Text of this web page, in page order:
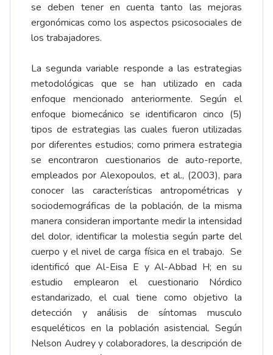
se deben tener en cuenta tanto las mejoras
ergonómicas como los aspectos psicosociales de
los trabajadores.
La segunda variable responde a las estrategias
metodológicas que se han utilizado en cada
enfoque mencionado anteriormente. Según el
enfoque biomecánico se identificaron cinco (5)
tipos de estrategias las cuales fueron utilizadas
por diferentes estudios; como primera estrategia
se encontraron cuestionarios de auto-reporte,
empleados por Alexopoulos, et al., (2003), para
conocer las características antropométricas y
sociodemográficas de la población, de la misma
manera consideran importante medir la intensidad
del dolor, identificar la molestia según parte del
cuerpo y el nivel de carga física en el trabajo. Se
identificó que Al-Eisa E y Al-Abbad H; en su
estudio emplearon el cuestionario Nórdico
estandarizado, el cual tiene como objetivo la
detección y análisis de síntomas musculo
esqueléticos en la población asistencial. Según
Nelson Audrey y colaboradores, la descripción de